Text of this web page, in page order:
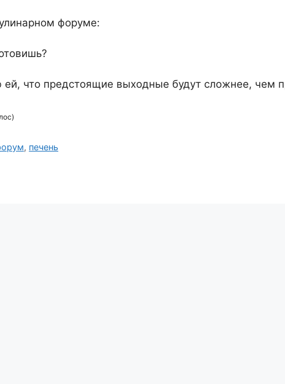
форуме:
ей, что предстоящие выходные будут сложнее, чем
, печень